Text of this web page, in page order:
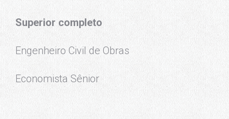
Superior completo
Engenheiro Civil de Obras
Economista Sênior